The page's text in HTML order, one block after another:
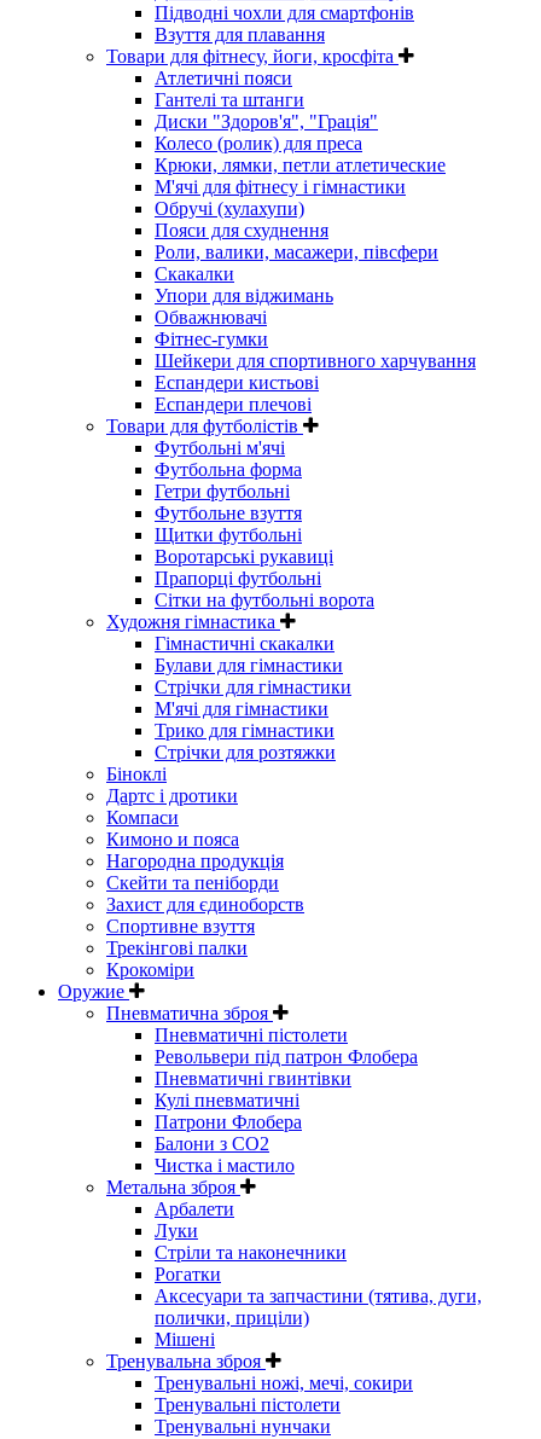
Підводні чохли для смартфонів
Взуття для плавання
Товари для фітнесу, йоги, кросфіта
Атлетичні пояси
Гантелі та штанги
Диски "Здоров'я", "Грація"
Колесо (ролик) для преса
Крюки, лямки, петли атлетические
М'ячі для фітнесу і гімнастики
Обручі (хулахупи)
Пояси для схуднення
Роли, валики, масажери, півсфери
Скакалки
Упори для віджимань
Обважнювачі
Фітнес-гумки
Шейкери для спортивного харчування
Еспандери кистьові
Еспандери плечові
Товари для футболістів
Футбольні м'ячі
Футбольна форма
Гетри футбольні
Футбольне взуття
Щитки футбольні
Воротарські рукавиці
Прапорці футбольні
Сітки на футбольні ворота
Художня гімнастика
Гімнастичні скакалки
Булави для гімнастики
Стрічки для гімнастики
М'ячі для гімнастики
Трико для гімнастики
Стрічки для розтяжки
Біноклі
Дартс і дротики
Компаси
Кимоно и пояса
Нагородна продукція
Скейти та пеніборди
Захист для єдиноборств
Спортивне взуття
Трекінгові палки
Крокоміри
Оружие
Пневматична зброя
Пневматичні пістолети
Револьвери під патрон Флобера
Пневматичні гвинтівки
Кулі пневматичні
Патрони Флобера
Балони з CO2
Чистка і мастило
Метальна зброя
Арбалети
Луки
Стріли та наконечники
Рогатки
Аксесуари та запчастини (тятива, дуги,
полички, приціли)
Мішені
Тренувальна зброя
Тренувальні ножі, мечі, сокири
Тренувальні пістолети
Тренувальні нунчаки